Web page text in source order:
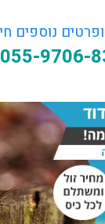
055-9706-